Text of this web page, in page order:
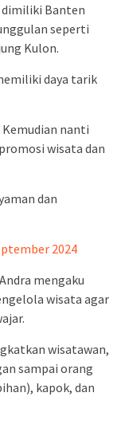
dimiliki Banten
seperti
Kulon.
daya tarik
Kemudian nanti
wisata dan
dan
2024
mengaku
wisata agar
wisatawan,
sampai orang
kapok, dan